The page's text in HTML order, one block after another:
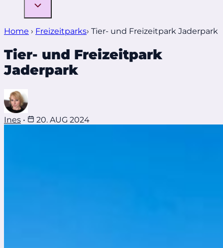
Home › Freizeitparks› Tier- und Freizeitpark Jaderpark
Tier- und Freizeitpark
Jaderpark
Ines • 20. AUG 2024